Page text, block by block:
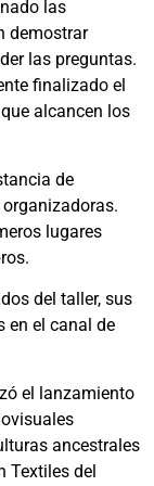
las
demostrar
las preguntas.
finalizado el
alcancen los
de
lugares
del taller, sus
en el canal de
el lanzamiento
ancestrales
Textiles del